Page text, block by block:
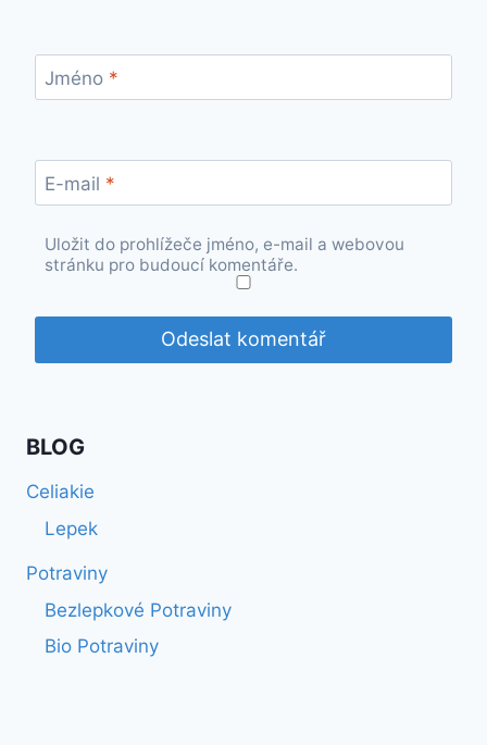
Jméno *
E-mail *
Uložit do prohlížeče jméno, e-mail a webovou
stránku pro budoucí komentáře.
BLOG
Celiakie
Lepek
Potraviny
Bezlepkové Potraviny
Bio Potraviny